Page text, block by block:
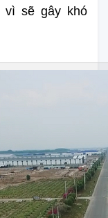
vì sẽ gây khó